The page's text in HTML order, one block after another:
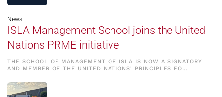
News
ISLA Management School joins the United
Nations PRME initiative
THE SCHOOL OF MANAGEMENT OF ISLA IS NOW A SIGNATORY
AND MEMBER OF THE UNITED NATIONS' PRINCIPLES FO…